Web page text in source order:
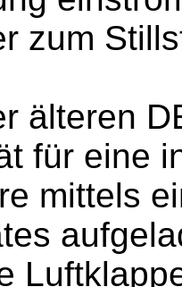
zum
älteren
für eine
mittels